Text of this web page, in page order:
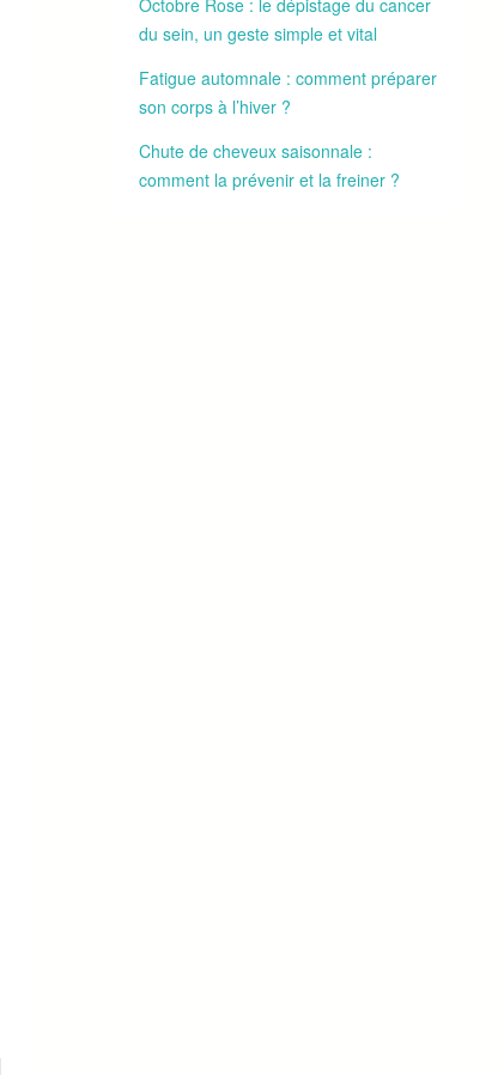
Octobre Rose : le dépistage du cancer
du sein, un geste simple et vital
Fatigue automnale : comment préparer
son corps à l’hiver ?
Chute de cheveux saisonnale :
comment la prévenir et la freiner ?